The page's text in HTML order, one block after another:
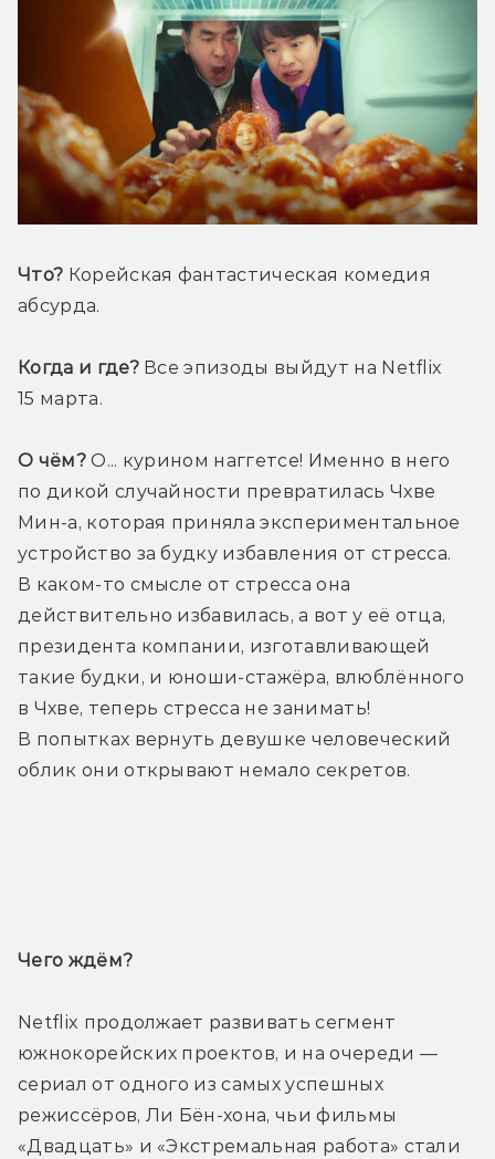
Что? Корейская фантастическая комедия
абсурда.
Когда и где? Все эпизоды выйдут на Netflix
15 марта.
О чём? О... курином наггетсе! Именно в него
по дикой случайности превратилась Чхве
Мин-а, которая приняла экспериментальное
устройство за будку избавления от стресса.
В каком-то смысле от стресса она
действительно избавилась, а вот у её отца,
президента компании, изготавливающей
такие будки, и юноши-стажёра, влюблённого
в Чхве, теперь стресса не занимать!
В попытках вернуть девушке человеческий
облик они открывают немало секретов.
Чего ждём?
Netflix продолжает развивать сегмент
южнокорейских проектов, и на очереди —
сериал от одного из самых успешных
режиссёров, Ли Бён-хона, чьи фильмы
«Двадцать» и «Экстремальная работа» стали